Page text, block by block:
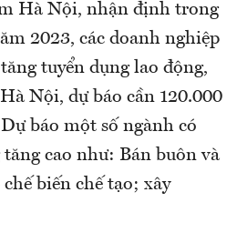
Hà Nội, nhận định trong
2023, các doanh nghiệp
tuyển dụng lao động,
Nội, dự báo cần 120.000
báo một số ngành có
cao như: Bán buôn và
biến chế tạo; xây